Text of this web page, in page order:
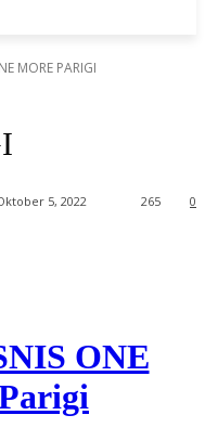
MORE PARIGI
5, 2022 0
265
ONE